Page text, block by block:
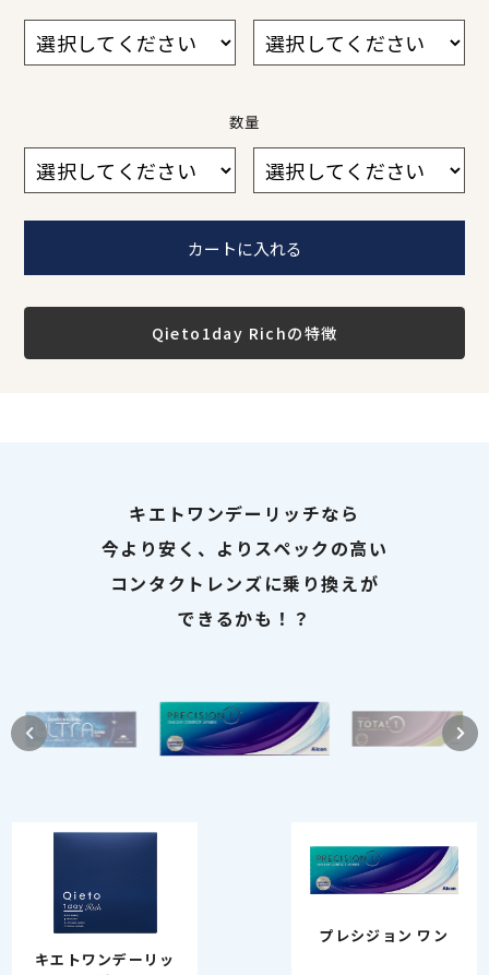
数量
数量
1 1
数量
2 2
数量
3 3
数量
4 4
数量
5 5
数量
6 6
Qieto1day Richの特徴
キエトワンデーリッチなら
今より安く、よりスペックの高い
コンタクトレンズに乗り換えが
できるかも！？
キエトワンデーリッ
プレシジョン ワン